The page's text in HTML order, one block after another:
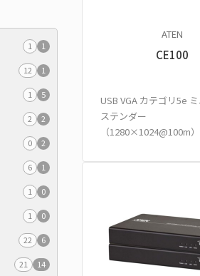
ATEN
CE100
USB VGA カテゴリ5e
ステンダー
（1280×1024@100m）
1 1
12 1
1 5
2 2
0 2
6 1
1 0
1 0
22 6
21 14